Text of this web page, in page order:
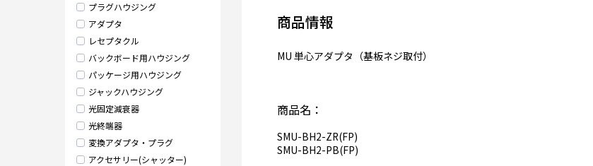
プラグハウジング
アダプタ
レセプタクル
バックボード用ハウジング
パッケージ用ハウジング
ジャックハウジング
光固定減衰器
光終端器
変換アダプタ・プラグ
アクセサリー(シャッター)
商品情報
MU 単心アダプタ（基板ネジ取付）
商品名：
SMU-BH2-ZR(FP)
SMU-BH2-PB(FP)